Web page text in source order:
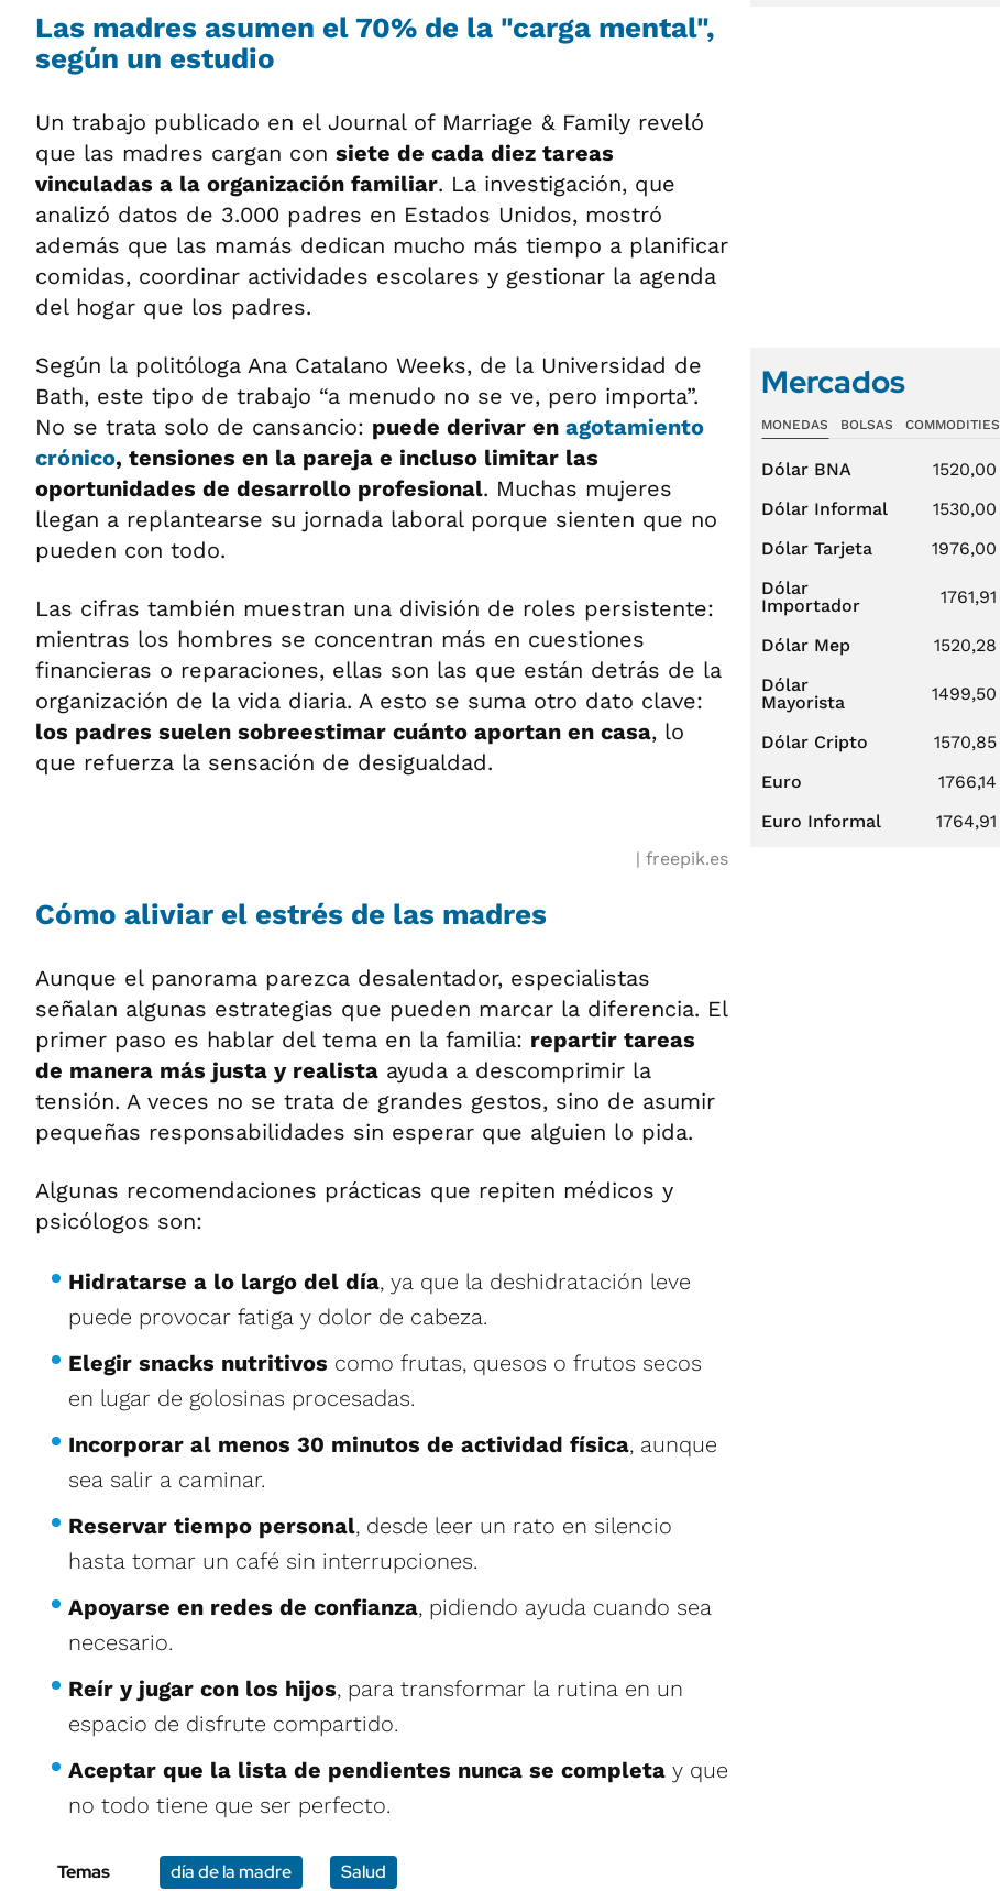
Las madres asumen el 70% de la "carga mental",
según un estudio
Un trabajo publicado en el Journal of Marriage & Family reveló
que las madres cargan con siete de cada diez tareas
vinculadas a la organización familiar. La investigación, que
analizó datos de 3.000 padres en Estados Unidos, mostró
además que las mamás dedican mucho más tiempo a planificar
comidas, coordinar actividades escolares y gestionar la agenda
del hogar que los padres.
Según la politóloga Ana Catalano Weeks, de la Universidad de
Bath, este tipo de trabajo “a menudo no se ve, pero importa”.
No se trata solo de cansancio: puede derivar en agotamiento
crónico, tensiones en la pareja e incluso limitar las
oportunidades de desarrollo profesional. Muchas mujeres
llegan a replantearse su jornada laboral porque sienten que no
pueden con todo.
Las cifras también muestran una división de roles persistente:
mientras los hombres se concentran más en cuestiones
financieras o reparaciones, ellas son las que están detrás de la
organización de la vida diaria. A esto se suma otro dato clave:
los padres suelen sobreestimar cuánto aportan en casa, lo
que refuerza la sensación de desigualdad.
freepik.es
Cómo aliviar el estrés de las madres
Aunque el panorama parezca desalentador, especialistas
señalan algunas estrategias que pueden marcar la diferencia. El
primer paso es hablar del tema en la familia: repartir tareas
de manera más justa y realista ayuda a descomprimir la
tensión. A veces no se trata de grandes gestos, sino de asumir
pequeñas responsabilidades sin esperar que alguien lo pida.
Algunas recomendaciones prácticas que repiten médicos y
psicólogos son:
Hidratarse a lo largo del día, ya que la deshidratación leve
puede provocar fatiga y dolor de cabeza.
Elegir snacks nutritivos como frutas, quesos o frutos secos
en lugar de golosinas procesadas.
Incorporar al menos 30 minutos de actividad física, aunque
sea salir a caminar.
Reservar tiempo personal, desde leer un rato en silencio
hasta tomar un café sin interrupciones.
Apoyarse en redes de confianza, pidiendo ayuda cuando sea
necesario.
Reír y jugar con los hijos, para transformar la rutina en un
espacio de disfrute compartido.
Aceptar que la lista de pendientes nunca se completa y que
no todo tiene que ser perfecto.
Temas día de la madre Salud
Mercados
MONEDAS BOLSAS COMMODITIES
Dólar BNA 1520,00
Dólar Informal
1530,00
Dólar Tarjeta
1976,00
Dólar
Importador
1761,91
Dólar Mep 1520,28
Dólar
Mayorista
1499,50
Dólar Cripto 1570,85
Euro
1766,14
Euro Informal
1764,91